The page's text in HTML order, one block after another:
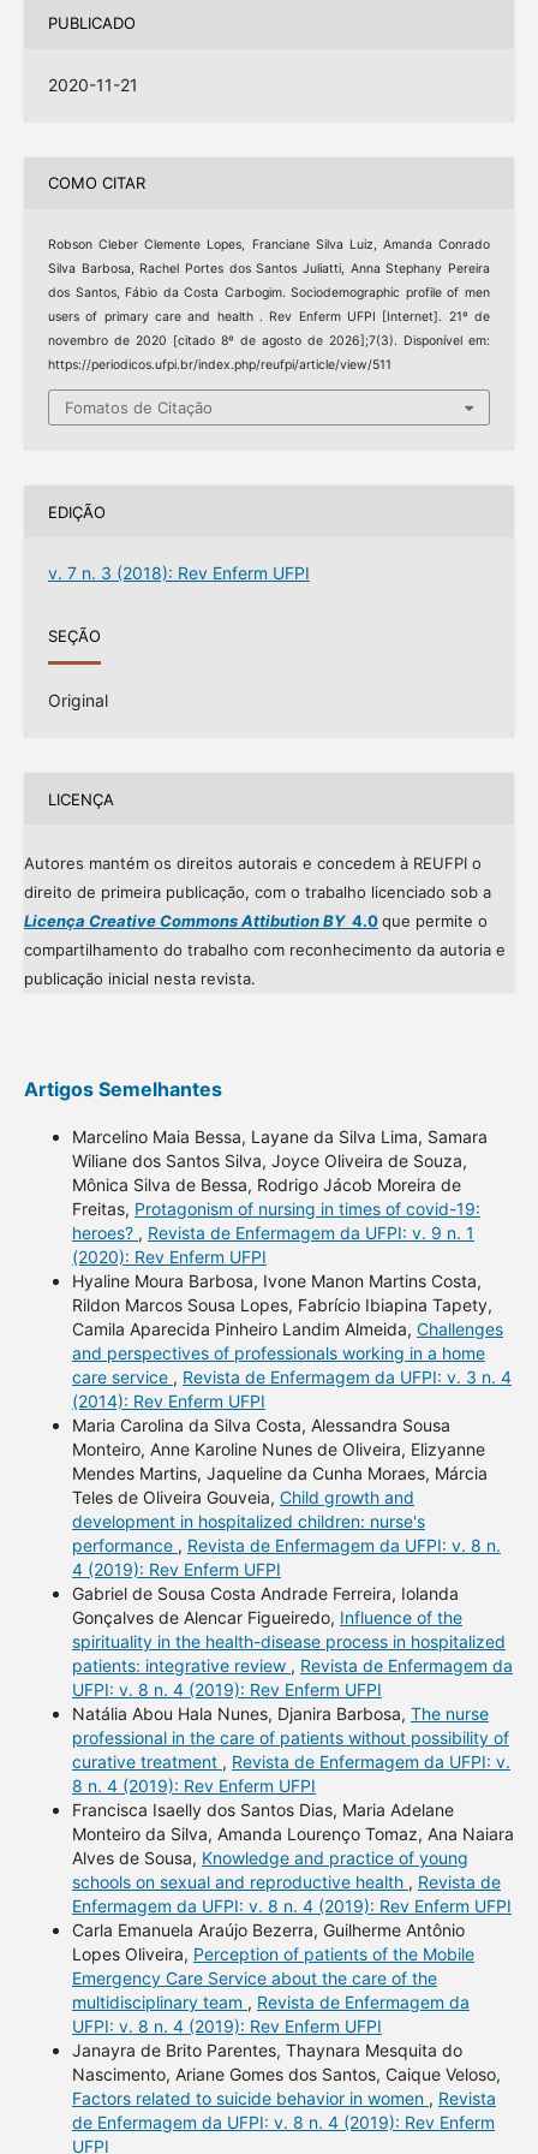
PUBLICADO
2020-11-21
COMO CITAR
Robson Cleber Clemente Lopes, Franciane Silva Luiz, Amanda Conrado
Silva Barbosa, Rachel Portes dos Santos Juliatti, Anna Stephany Pereira
dos Santos, Fábio da Costa Carbogim. Sociodemographic profile of men
users of primary care and health . Rev Enferm UFPI [Internet]. 21º de
novembro de 2020 [citado 8º de agosto de 2026];7(3). Disponível em:
https://periodicos.ufpi.br/index.php/reufpi/article/view/511
Fomatos de Citação
EDIÇÃO
v. 7 n. 3 (2018): Rev Enferm UFPI
SEÇÃO
Original
LICENÇA
Autores mantém os direitos autorais e concedem à REUFPI o
direito de primeira publicação, com o trabalho licenciado sob a
Licença Creative Commons Attibution BY4.0que permite o
compartilhamento do trabalho com reconhecimento da autoria e
publicação inicial nesta revista.
Artigos Semelhantes
Marcelino Maia Bessa, Layane da Silva Lima, Samara
Wiliane dos Santos Silva, Joyce Oliveira de Souza,
Mônica Silva de Bessa, Rodrigo Jácob Moreira de
Freitas, Protagonism of nursing in times of covid-19:
heroes? , Revista de Enfermagem da UFPI: v. 9 n. 1
(2020): Rev Enferm UFPI
Hyaline Moura Barbosa, Ivone Manon Martins Costa,
Rildon Marcos Sousa Lopes, Fabrício Ibiapina Tapety,
Camila Aparecida Pinheiro Landim Almeida, Challenges
and perspectives of professionals working in a home
care service , Revista de Enfermagem da UFPI: v. 3 n. 4
(2014): Rev Enferm UFPI
Maria Carolina da Silva Costa, Alessandra Sousa
Monteiro, Anne Karoline Nunes de Oliveira, Elizyanne
Mendes Martins, Jaqueline da Cunha Moraes, Márcia
Teles de Oliveira Gouveia, Child growth and
development in hospitalized children: nurse's
performance , Revista de Enfermagem da UFPI: v. 8 n.
4 (2019): Rev Enferm UFPI
Gabriel de Sousa Costa Andrade Ferreira, Iolanda
Gonçalves de Alencar Figueiredo, Influence of the
spirituality in the health-disease process in hospitalized
patients: integrative review , Revista de Enfermagem da
UFPI: v. 8 n. 4 (2019): Rev Enferm UFPI
Natália Abou Hala Nunes, Djanira Barbosa, The nurse
professional in the care of patients without possibility of
curative treatment , Revista de Enfermagem da UFPI: v.
8 n. 4 (2019): Rev Enferm UFPI
Francisca Isaelly dos Santos Dias, Maria Adelane
Monteiro da Silva, Amanda Lourenço Tomaz, Ana Naiara
Alves de Sousa, Knowledge and practice of young
schools on sexual and reproductive health , Revista de
Enfermagem da UFPI: v. 8 n. 4 (2019): Rev Enferm UFPI
Carla Emanuela Araújo Bezerra, Guilherme Antônio
Lopes Oliveira, Perception of patients of the Mobile
Emergency Care Service about the care of the
multidisciplinary team , Revista de Enfermagem da
UFPI: v. 8 n. 4 (2019): Rev Enferm UFPI
Janayra de Brito Parentes, Thaynara Mesquita do
Nascimento, Ariane Gomes dos Santos, Caique Veloso,
Factors related to suicide behavior in women , Revista
de Enfermagem da UFPI: v. 8 n. 4 (2019): Rev Enferm
UFPI